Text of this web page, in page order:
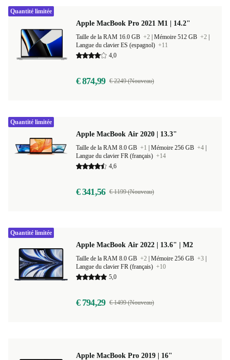
Apple MacBook Pro 2021 M1 | 14.2"
Taille de la RAM 16.0 GB +2 Mémoire 512 GB +2
Langue du clavier ES (espagnol) +11
4,0
€ 874,99 € 2249 (Nouveau)
Quantité limitée
Apple MacBook Air 2020 | 13.3"
Taille de la RAM 8.0 GB +1 Mémoire 256 GB +4
Langue du clavier FR (français) +14
4,6
€ 341,56 € 1199 (Nouveau)
Quantité limitée
Apple MacBook Air 2022 | 13.6" | M2
Taille de la RAM 8.0 GB +2 Mémoire 256 GB +3
Langue du clavier FR (français) +10
5,0
€ 794,29 € 1499 (Nouveau)
Quantité limitée
Apple MacBook Pro 2019 | 16"